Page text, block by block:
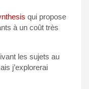
qui propose
à un coût très
les sujets au
j’explorerai